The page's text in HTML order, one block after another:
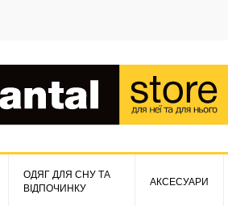
ОДЯГ ДЛЯ СНУ ТА
ВІДПОЧИНКУ
АКСЕСУАРИ